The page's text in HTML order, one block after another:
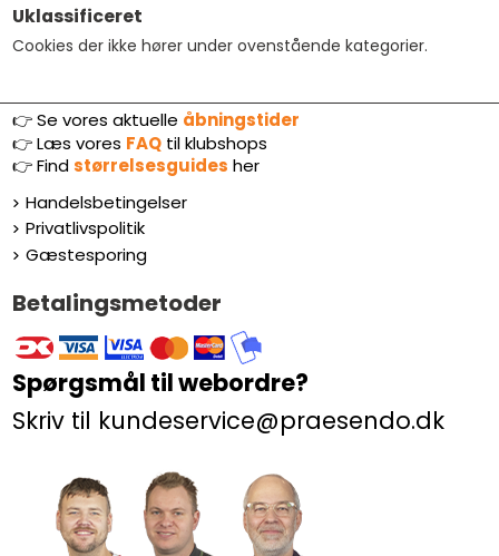
Uklassificeret
Cookies der ikke hører under ovenstående kategorier.
👉 Se vores aktuelle åbningstider
👉Læs vores FAQtil klubshops
👉Findstørrelsesguides her
Handelsbetingelser
Privatlivspolitik
Gæstesporing
Betalingsmetoder
Spørgsmål til webordre?
Skriv til kundeservice@praesendo.dk